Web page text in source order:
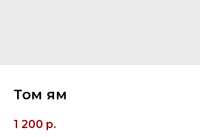
Том ям
1 200 р.